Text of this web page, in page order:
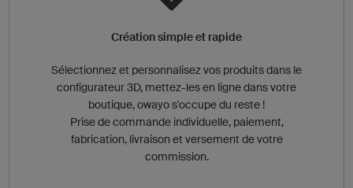
Création simple et rapide
Sélectionnez et personnalisez vos produits dans le
configurateur 3D, mettez-les en ligne dans votre
boutique, owayo s'occupe du reste !
Prise de commande individuelle, paiement,
fabrication, livraison et versement de votre
commission.